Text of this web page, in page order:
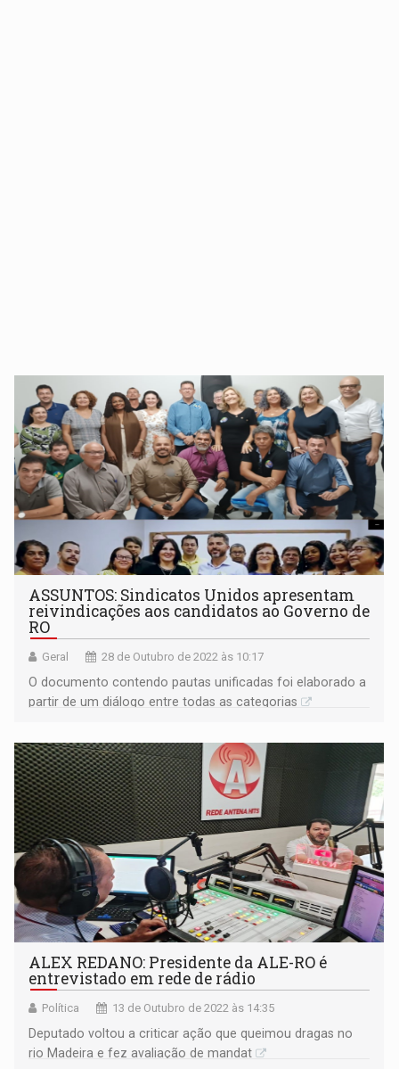
ASSUNTOS: Sindicatos Unidos apresentam
reivindicações aos candidatos ao Governo de
RO
Geral 28 de Outubro de 2022 às 10:17
O documento contendo pautas unificadas foi elaborado a
partir de um diálogo entre todas as categorias
ALEX REDANO: Presidente da ALE-RO é
entrevistado em rede de rádio
Política 13 de Outubro de 2022 às 14:35
Deputado voltou a criticar ação que queimou dragas no
rio Madeira e fez avaliação de mandat